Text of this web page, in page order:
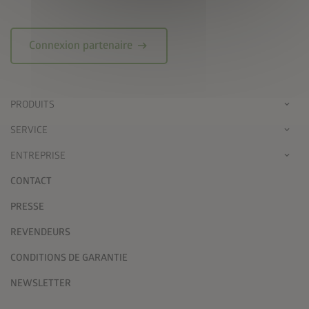
Connexion partenaire arrow_right_alt
PRODUITS
SERVICE
ENTREPRISE
CONTACT
PRESSE
REVENDEURS
CONDITIONS DE GARANTIE
NEWSLETTER